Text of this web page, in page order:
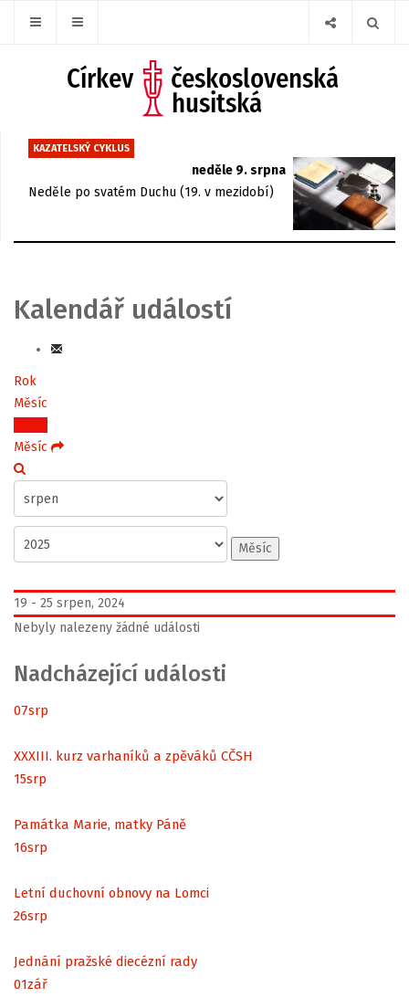
KAZATELSKÝ CYKLUS
neděle 9. srpna
Neděle po svatém Duchu (19. v mezidobí)
Kalendář událostí
Rok
Měsíc
Týden
Měsíc
Měsíc
19 - 25 srpen, 2024
Nebyly nalezeny žádné události
Nadcházející události
07srp
XXXIII. kurz varhaníků a zpěváků CČSH
15srp
Památka Marie, matky Páně
16srp
Letní duchovní obnovy na Lomci
26srp
Jednání pražské diecézní rady
01zář